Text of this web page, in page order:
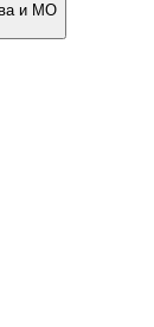
и МО